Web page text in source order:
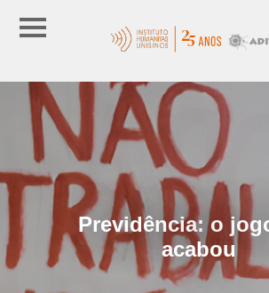
Previdência: o
acabou